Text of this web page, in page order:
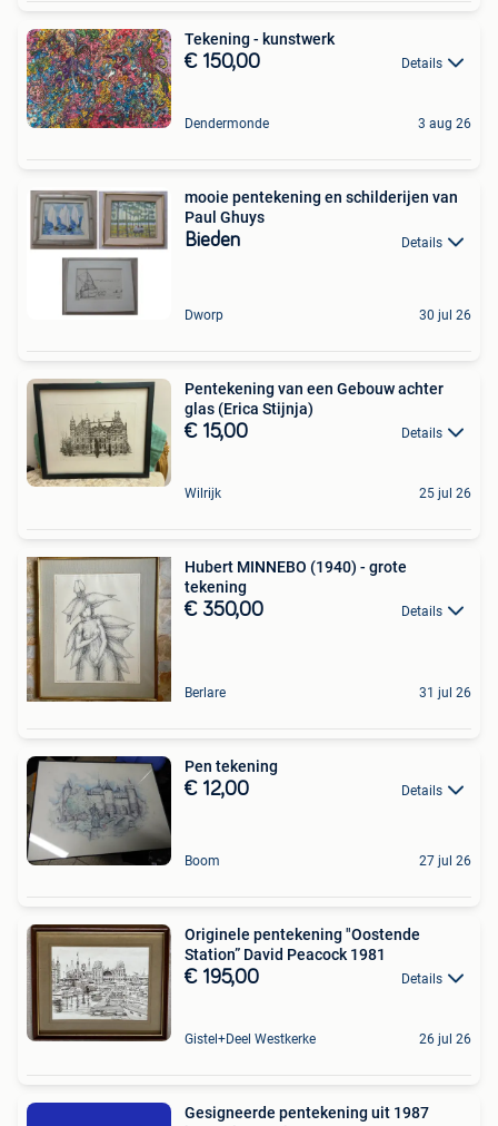
Tekening - kunstwerk
€ 150,00 Details
Dendermonde 3 aug 26
mooie pentekening en schilderijen van
Paul Ghuys
Bieden Details
Dworp 30 jul 26
Pentekening van een Gebouw achter
glas (Erica Stijnja)
€ 15,00 Details
Wilrijk 25 jul 26
Hubert MINNEBO (1940) - grote
tekening
€ 350,00 Details
Berlare 31 jul 26
Pen tekening
€ 12,00 Details
Boom 27 jul 26
Originele pentekening "Oostende
Station” David Peacock 1981
€ 195,00 Details
Gistel+Deel Westkerke 26 jul 26
Gesigneerde pentekening uit 1987